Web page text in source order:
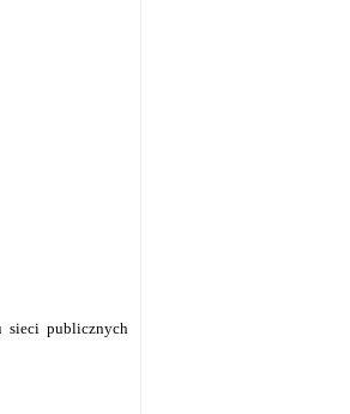
sieci publicznych